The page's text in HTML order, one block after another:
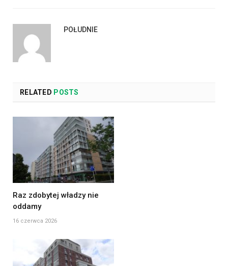
POŁUDNIE
RELATED POSTS
Raz zdobytej władzy nie
oddamy
16 czerwca 2026